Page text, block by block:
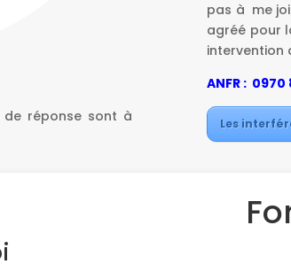
de réponse sont à
pas à me
agréé pour
intervention
ANFR : 0970
Les